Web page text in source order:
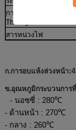
การนำความร้อน
Throngh Plane
สารหน่วงไฟ
ก.การอบแห้งล่วงหน้า:
ข.อุณหภูมิกระบวนการ
- นอซซี่ : 280℃
- ด้านหน้า : 270℃
- กลาง : 260℃